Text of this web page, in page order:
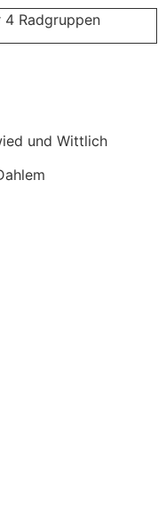
4 Radgruppen
und Wittlich